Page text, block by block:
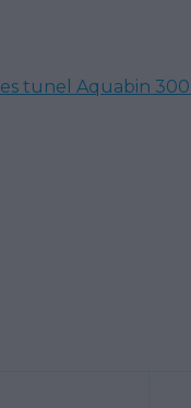
tunel Aquabin 300 l